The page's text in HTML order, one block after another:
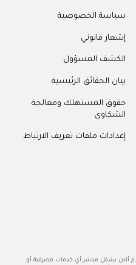
سياسة الخصوصية
إشعار قانوني
الكشف المسؤول
بيان الحقائق الرئيسية
حقوق المستهلك ومعالجة
الشكاوى
إعدادات ملفات تعريف الارتباط
ألان بشكل مباشر أي خدمات مصرفية أو